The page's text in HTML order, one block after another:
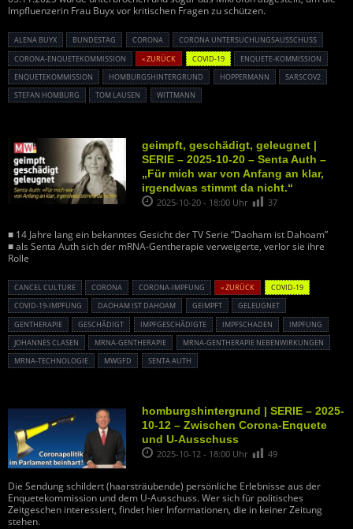
Impfluenzerin Frau Buyx vor kritischen Fragen zu schützen.
ALENA BUYX BUNDESTAG CORONA
CORONA UNTERSUCHUNGSAUSSCHUSS
CORONA-ENQUETEKOMMISSION
« ZURÜCK COVID-19
ENQUETE-KOMMISSION
ENQUETEKOMMISSION
HOMBURGSHINTERGRUND HOPPERMANN
SARSCOV2
STEFAN HOMBURG
TOM LAUSEN WITTMANN
geimpft, geschädigt, geleugnet |
SERIE – 2025-10-20 – Senta Auth –
„Für mich war von Anfang an klar,
irgendwas stimmt da nicht.“
2025-10-20 - 18:00 Uhr 37
■ 14 Jahre lang ein bekanntes Gesicht der TV Serie “Daoham ist Dahoam”
■ als Senta Auth sich der mRNA-Gentherapie verweigerte, verlor sie ihre
Rolle
CANCEL CULTURE CORONA CORONA-IMPFUNG « ZURÜCK
COVID-19
COVID-19-IMPFUNG
DAOHAM IST DAHOAM GEIMPFT
GELEUGNET
GENTHERAPIE
GESCHÄDIGT IMPFGESCHÄDIGTE IMPFSCHADEN
IMPFUNG
JOHANNES CLASEN
MRNA-GENTHERAPIE
MRNA-GENTHERAPIE NEBENWIRKUNGEN
MRNA-TECHNOLOGIE
MWGFD SENTA AUTH
homburgshintergrund | SERIE – 2025-
10-12 – Zwischen Corona-Enquete
und U-Ausschuss
2025-10-12 - 18:00 Uhr 49
Die Sendung schildert (haarsträubende) persönliche Erlebnisse aus der
Enquetekommission und dem U-Ausschuss. Wer sich für politisches
Zeitgeschen interessiert, findet hier Informationen, die in keiner Zeitung
stehen.